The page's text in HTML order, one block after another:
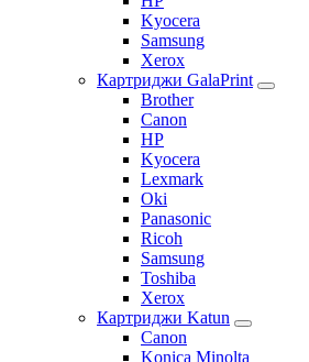
Kyocera
Samsung
Xerox
Картриджи GalaPrint
Brother
Canon
HP
Kyocera
Lexmark
Oki
Panasonic
Ricoh
Samsung
Toshiba
Xerox
Картриджи Katun
Canon
Konica Minolta